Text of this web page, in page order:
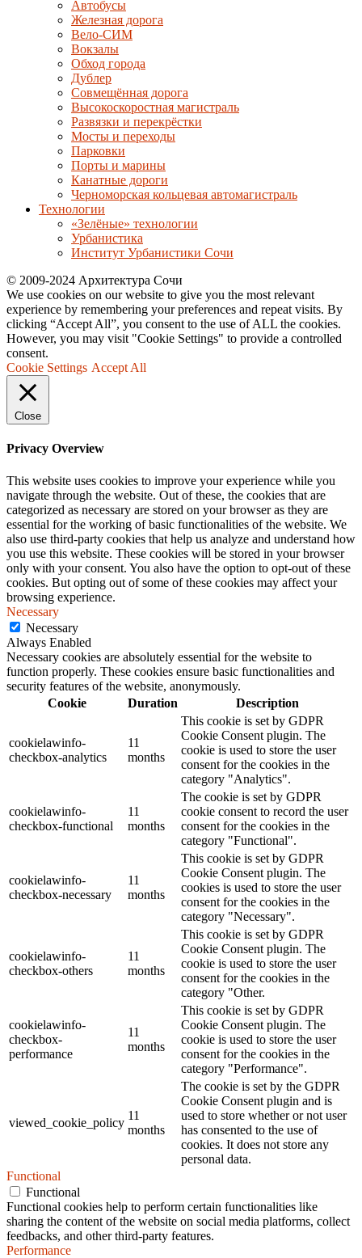
Автобусы
Железная дорога
Вело-СИМ
Вокзалы
Обход города
Дублер
Совмещённая дорога
Высокоскоростная магистраль
Развязки и перекрёстки
Мосты и переходы
Парковки
Порты и марины
Канатные дороги
Черноморская кольцевая автомагистраль
Технологии
«Зелёные» технологии
Урбанистика
Институт Урбанистики Сочи
© 2009-2024 Архитектура Сочи
We use cookies on our website to give you the most relevant
experience by remembering your preferences and repeat visits. By
clicking “Accept All”, you consent to the use of ALL the cookies.
However, you may visit "Cookie Settings" to provide a controlled
consent.
Cookie Settings Accept All
Close
Privacy Overview
This website uses cookies to improve your experience while you
navigate through the website. Out of these, the cookies that are
categorized as necessary are stored on your browser as they are
essential for the working of basic functionalities of the website. We
also use third-party cookies that help us analyze and understand how
you use this website. These cookies will be stored in your browser
only with your consent. You also have the option to opt-out of these
cookies. But opting out of some of these cookies may affect your
browsing experience.
Necessary
Necessary
Always Enabled
Necessary cookies are absolutely essential for the website to
function properly. These cookies ensure basic functionalities and
security features of the website, anonymously.
Cookie
Duration Description
cookielawinfo-
checkbox-analytics
11
months
This cookie is set by GDPR
Cookie Consent plugin. The
cookie is used to store the user
consent for the cookies in the
category "Analytics".
cookielawinfo-
checkbox-functional
11
months
The cookie is set by GDPR
cookie consent to record the user
consent for the cookies in the
category "Functional".
cookielawinfo-
checkbox-necessary
11
months
This cookie is set by GDPR
Cookie Consent plugin. The
cookies is used to store the user
consent for the cookies in the
category "Necessary".
cookielawinfo-
checkbox-others
11
months
This cookie is set by GDPR
Cookie Consent plugin. The
cookie is used to store the user
consent for the cookies in the
category "Other.
cookielawinfo-
checkbox-
performance
11
months
This cookie is set by GDPR
Cookie Consent plugin. The
cookie is used to store the user
consent for the cookies in the
category "Performance".
viewed_cookie_policy
11
months
The cookie is set by the GDPR
Cookie Consent plugin and is
used to store whether or not user
has consented to the use of
cookies. It does not store any
personal data.
Functional
Functional
Functional cookies help to perform certain functionalities like
sharing the content of the website on social media platforms, collect
feedbacks, and other third-party features.
Performance